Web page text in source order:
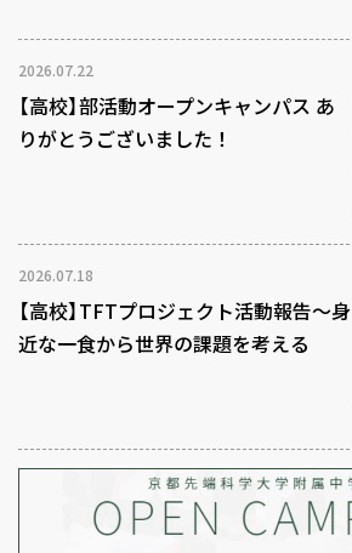
2026.07.22
【高校】部活動オープンキャンパス あ
りがとうございました！
2026.07.18
【高校】TFTプロジェクト活動報告～身
近な一食から世界の課題を考える